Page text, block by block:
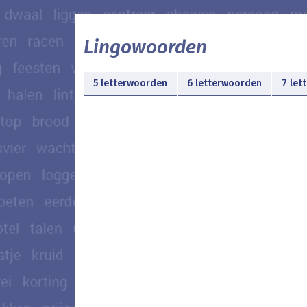
Lingowoorden
5 letterwoorden 6 letterwoorden 7